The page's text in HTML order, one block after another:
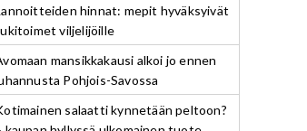
hinnat: mepit hyväksyivät
viljelijöille
mansikkakausi alkoi jo ennen
Pohjois-Savossa
salaatti kynnetään peltoon?